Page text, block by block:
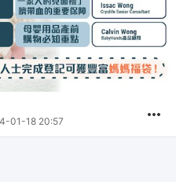
01-18 20:57